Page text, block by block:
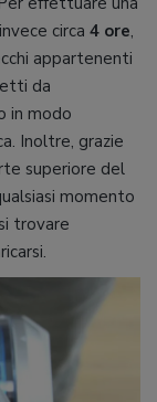
circa 4 ore,
appartenenti
da
in modo
Inoltre, grazie
superiore del
momento
trovare